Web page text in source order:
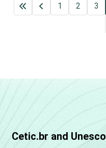
1 2 3
Cetic.br and Unesco